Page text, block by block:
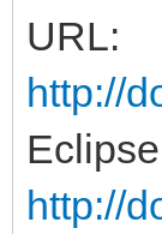
URL:
http://
http://